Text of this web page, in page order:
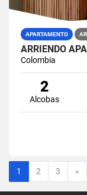
APARTAMENTO
Colombia
2
Alcobas
1 2 3 »